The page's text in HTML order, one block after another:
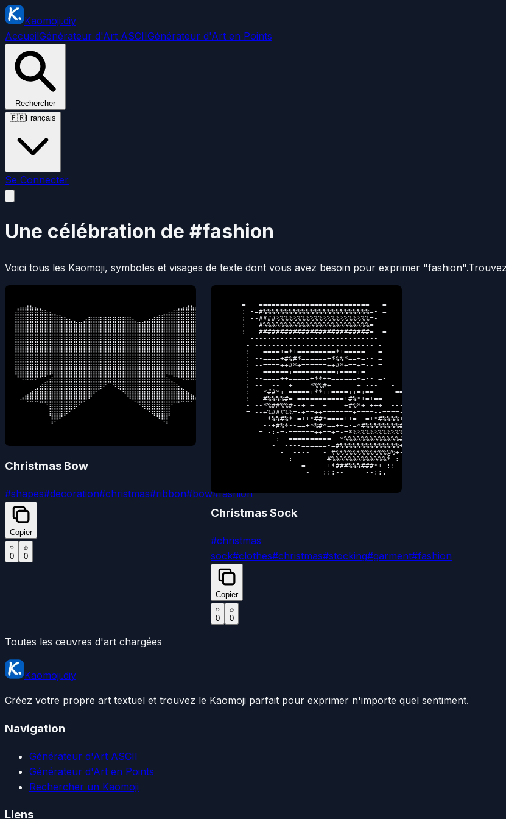
Kaomoji.diy
AccueilGénérateur d'Art ASCIIGénérateur d'Art en Points
Rechercher
🇫🇷Français
Se Connecter
Une célébration de #fashion
Voici tous les Kaomoji, symboles et visages de texte dont vous avez besoin pour exprimer "fashion".
⠀⣀⣠⣄⡀⠀⠀⠀⠀⠀⠀⠀⠀⠀⠀⠀⠀⠀⠀⠀⠀⠀⠀⠀⠀⠀⠀⠀⠀⠀⠀⠀⠀⠀⢀⣠⣄⣀⠀
⣼⣿⣿⣿⣿⣷⣦⣄⡀⠀⠀⠀⠀⠀⠀⠀⠀⠀⠀⠀⠀⠀⠀⠀⠀⠀⠀⠀⠀⠀⢀⣠⣴⣾⣿⣿⣿⣿⣧
⣿⣿⣿⣿⣿⣿⣿⣿⣿⣷⣦⣄⡀⠀⣠⣶⣶⣶⣶⣶⣶⣶⣶⣶⣄⠀⢀⣠⣴⣾⣿⣿⣿⣿⣿⣿⣿⣿⣿
⣿⣿⣿⣿⣿⣿⣿⣿⣿⣿⣿⣿⣿⣿⣿⣿⣿⣿⣿⣿⣿⣿⣿⣿⣿⣿⣿⣿⣿⣿⣿⣿⣿⣿⣿⣿⣿⣿⣿
⣿⣿⣿⣿⣿⣿⣿⣿⣿⣿⣿⣿⣿⣿⣿⣿⣿⣿⣿⣿⣿⣿⣿⣿⣿⣿⣿⣿⣿⣿⣿⣿⣿⣿⣿⣿⣿⣿⣿
⣿⣿⣿⣿⣿⣿⣿⣿⣿⣿⣿⣿⣿⣿⣿⣿⣿⣿⣿⣿⣿⣿⣿⣿⣿⣿⣿⣿⣿⣿⣿⣿⣿⣿⣿⣿⣿⣿⣿
⣿⣿⣿⣿⣿⣿⣿⣿⣿⣿⣿⣿⣿⣿⣿⣿⣿⣿⣿⣿⣿⣿⣿⣿⣿⣿⣿⣿⣿⣿⣿⣿⣿⣿⣿⣿⣿⣿⣿
⣿⣿⣿⣿⣿⣿⣿⣿⣿⣿⣿⣿⣿⣿⣿⣿⣿⣿⣿⣿⣿⣿⣿⣿⣿⣿⣿⣿⣿⣿⣿⣿⣿⣿⣿⣿⣿⣿⣿
⣿⣿⣿⣿⣿⣿⣿⣿⣿⣿⣿⣿⣿⣿⣿⣿⣿⣿⣿⣿⣿⣿⣿⣿⣿⣿⣿⣿⣿⣿⣿⣿⣿⣿⣿⣿⣿⣿⣿
⣿⣿⣿⣿⣿⣿⣿⣿⣿⣿⣿⣿⣿⣿⣿⣿⣿⣿⣿⣿⣿⣿⣿⣿⣿⣿⣿⣿⣿⣿⣿⣿⣿⣿⣿⣿⣿⣿⣿
⣿⣿⣿⣿⣿⣿⣿⡿⣿⣿⣿⣿⣿⣿⣿⣿⣿⣿⣿⣿⣿⣿⣿⣿⣿⣿⣿⣿⣿⣿⣿⢿⣿⣿⣿⣿⣿⣿⣿
⠘⠻⠿⠿⠟⠋⢁⣴⣿⣿⣿⣿⣿⣿⣿⣿⣿⣿⣿⣿⣿⣿⣿⣿⣿⣿⣿⣿⣿⣿⣿⣦⡈⠙⠻⠿⠿⠟⠃
⠀⠀⠀⠀⢀⣴⣿⣿⣿⣿⣿⣿⣿⣿⣿⣿⣿⣿⠟⠉⠻⣿⣿⣿⣿⣿⣿⣿⣿⣿⣿⣿⣿⣦⡀⠀⠀⠀⠀
⠀⠀⢀⣴⣿⣿⣿⣿⣿⣿⣿⣿⣿⣿⣿⣿⠟⠁⠀⠀⠀⠈⠻⣿⣿⣿⣿⣿⣿⣿⣿⣿⣿⣿⣿⣦⡀⠀⠀
⠀⠴⢿⣿⣿⣿⣿⣿⣿⣿⣿⣿⣿⣿⡿⠋⠀⠀⠀⠀⠀⠀⠀⠙⢿⣿⣿⣿⣿⣿⣿⣿⣿⣿⣿⣿⡿⠦⠀
⠀⠀⠀⠀⠀⠉⠙⣿⣿⣿⣿⣿⡿⠋⠀⠀⠀⠀⠀⠀⠀⠀⠀⠀⠀⠙⢿⣿⣿⣿⣿⣿⠋⠉⠀⠀⠀⠀⠀
⠀⠀⠀⠀⠀⠀⠀⣿⣿⣿⡿⠋⠀⠀⠀⠀⠀⠀⠀⠀⠀⠀⠀⠀⠀⠀⠀⠙⢿⣿⣿⣿⠀⠀⠀⠀⠀⠀⠀
⠀⠀⠀⠀⠀⠀⠀⢸⡿⠋⠀⠀⠀⠀⠀⠀⠀⠀⠀⠀⠀⠀⠀⠀⠀⠀⠀⠀⠀⠙⢿⡇⠀⠀⠀⠀⠀⠀⠀
⠀⠀⠀⠀⠀⠀⠀⠈⠀⠀⠀⠀⠀⠀⠀⠀⠀⠀⠀⠀⠀⠀⠀⠀⠀⠀⠀⠀⠀⠀⠀⠁⠀⠀⠀⠀⠀⠀⠀
Christmas Bow
#shapes#decoration#christmas#ribbon#bow#fashion
Copier
0 0
     = --==========================-- =
     : -=#%%%%%%%%%%%%%%%%%%%%%%%%%=- =
     : --####%%%%%%%%%%%%%%%%%%%%%%=-
     : --#%%%%%%%%%%%%%%%%%%%%%%%%%=-
     : --##########################=- =
       ------------------------------ =
      - ---------------------------- -
      : --====+=*+=========*+=====-- =
      : --====+#%#*======+*%%*==+=-- =
      : --====++#*+======++#*+==+=-- =
      : --======+==========+====+=-- -
      : --====++=====+**++======+=-- =-
      : --==--==+====*%%#+======+=---  =-
      : --*##*+-=====+**++====++=+==---  ==
      : --#%%%%#=-===========+#%*+=+==---  =
      - --*%##%%#--+=+==+====+#%*+=+++==--- =
      = --+%###%%=-+==++=======+====--====-- =
       - --*%%#%*-=++*##*====++=--=+*#%%%%+-- @
          --+#%*--==+*%#*==++=-=*#%%%%%%%%#-- -
         = -:-=-======++==+=-=*%%%%%%%%%%%%=- :
          -  :--==========--*%%%%%%%%%%%%%#-- -
            -  ----======-=#%%%%%%%%%%%%%%+--
              -  ----===-=#%%%%%%%%%%%%@%+-- =
                :  ------#%%%%%%%%%%%%%*-:- =
                  -= ----+*###%%%###*+-::  =
                    -   :::--=====--::.  ==
Christmas Sock
#christmas
sock#clothes#christmas#stocking#garment#fashion
Copier
0 0
Toutes les œuvres d'art chargées
Kaomoji.diy
Créez votre propre art textuel et trouvez le Kaomoji parfait pour exprimer n'importe quel sentiment.
Navigation
Générateur d'Art ASCII
Générateur d'Art en Points
Rechercher un Kaomoji
Liens